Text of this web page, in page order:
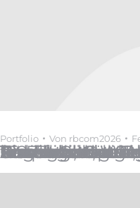
Portfolio Von rbcom2026
1997 Il Gatto Weisswein Briefing: Ein Etikett, modernes Outfit. Anbaugebiet: Italienische Weinbauregionen. Rebsorten: Empfohlene und von der Bezirksverwaltung anerkannte Rebsorten. Weinverarbeitung: unmittelbare